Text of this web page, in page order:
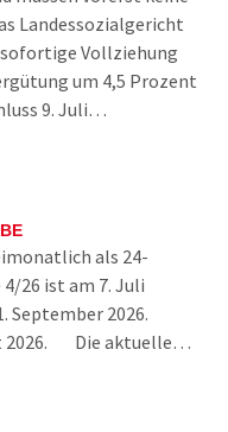
Landessozialgericht
Vollziehung
um 4,5 Prozent
9. Juli…
als 24-
26 ist am 7. Juli
September 2026.
2026. Die aktuelle…